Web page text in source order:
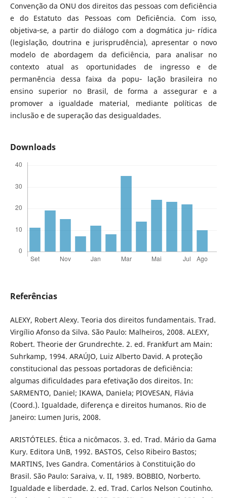
Convenção da ONU dos direitos das pessoas com deficiência
e do Estatuto das Pessoas com Deficiência. Com isso,
objetiva‑se, a partir do diálogo com a dogmática ju‑ rídica
(legislação, doutrina e jurisprudência), apresentar o novo
modelo de abordagem da deficiência, para analisar no
contexto atual as oportunidades de ingresso e de
permanência dessa faixa da popu‑ lação brasileira no
ensino superior no Brasil, de forma a assegurar e a
promover a igualdade material, mediante políticas de
inclusão e de superação das desigualdades.
Downloads
Referências
ALEXY, Robert Alexy. Teoria dos direitos fundamentais. Trad.
Virgílio Afonso da Silva. São Paulo: Malheiros, 2008. ALEXY,
Robert. Theorie der Grundrechte. 2. ed. Frankfurt am Main:
Suhrkamp, 1994. ARAÚJO, Luiz Alberto David. A proteção
constitucional das pessoas portadoras de deficiência:
algumas dificuldades para efetivação dos direitos. In:
SARMENTO, Daniel; IKAWA, Daniela; PIOVESAN, Flávia
(Coord.). Igualdade, diferença e direitos humanos. Rio de
Janeiro: Lumen Juris, 2008.
ARISTÓTELES. Ética a nicômacos. 3. ed. Trad. Mário da Gama
Kury. Editora UnB, 1992. BASTOS, Celso Ribeiro Bastos;
MARTINS, Ives Gandra. Comentários à Constituição do
Brasil. São Paulo: Saraiva, v. II, 1989. BOBBIO, Norberto.
Igualdade e liberdade. 2. ed. Trad. Carlos Nelson Coutinho.